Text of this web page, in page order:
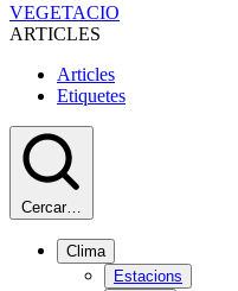
VEGETACIO
ARTICLES
Articles
Etiquetes
Cercar…
Clima
Estacions